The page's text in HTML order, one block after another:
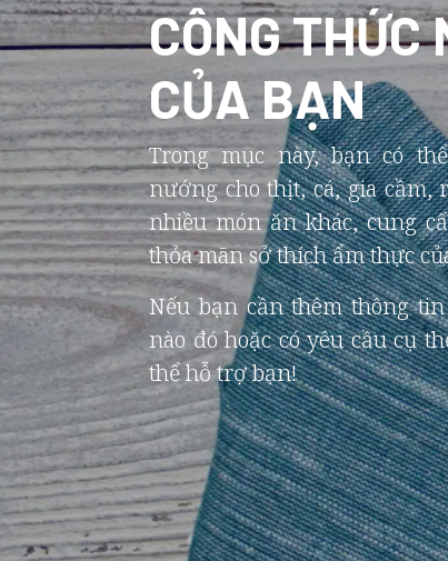
CÔNG THỨC
CỦA BẠN
Trong mục này, bạn có
nướng cho thịt, cá, gia cầm,
nhiều món ăn khác, cung
thỏa mãn sở thích ẩm thực
Nếu bạn cần thêm thông
nào đó hoặc có yêu cầu cụ
thể hỗ trợ bạn!